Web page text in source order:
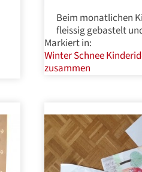
Beim monatlichen
fleissig gebastelt
Markiert in:
WinterSchnee
zusammen